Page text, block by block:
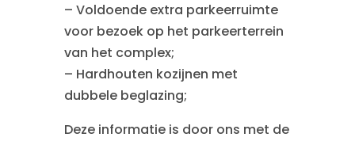
– Voldoende extra parkeerruimte
voor bezoek op het parkeerterrein
van het complex;
– Hardhouten kozijnen met
dubbele beglazing;
Deze informatie is door ons met de